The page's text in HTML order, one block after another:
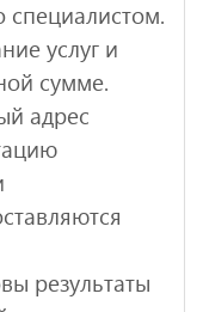
специалистом.
услуг и
сумме.
адрес
результаты